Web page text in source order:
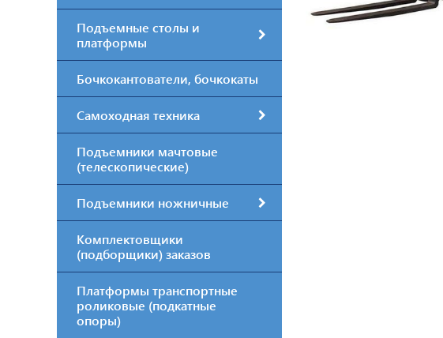
Подъемные столы и
платформы
Бочкокантователи, бочкокаты
Самоходная техника
Подъемники мачтовые
(телескопические)
Подъемники ножничные
Комплектовщики
(подборщики) заказов
Платформы транспортные
роликовые (подкатные
опоры)